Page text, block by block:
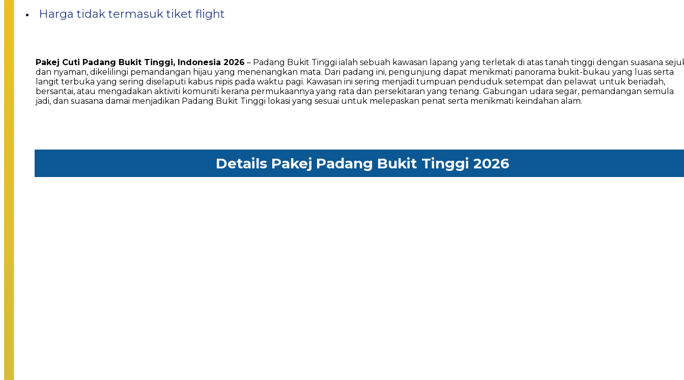
Harga tidak termasuk tiket flight
Pakej Cuti Padang Bukit Tinggi, Indonesia 2026 – Padang Bukit Tinggi ialah sebuah kawasan lapang yang terletak di atas tanah tinggi dengan suasana
dan nyaman, dikelilingi pemandangan hijau yang menenangkan mata. Dari padang ini, pengunjung dapat menikmati panorama bukit-bukau yang luas serta
langit terbuka yang sering diselaputi kabus nipis pada waktu pagi. Kawasan ini sering menjadi tumpuan penduduk setempat dan pelawat untuk beriadah,
bersantai, atau mengadakan aktiviti komuniti kerana permukaannya yang rata dan persekitaran yang tenang. Gabungan udara segar, pemandangan semula
jadi, dan suasana damai menjadikan Padang Bukit Tinggi lokasi yang sesuai untuk melepaskan penat serta menikmati keindahan alam.
Details Pakej Padang Bukit Tinggi 2026